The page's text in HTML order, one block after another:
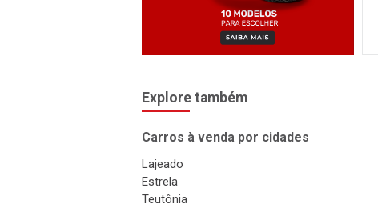
Explore também
Carros à venda por cidades
Lajeado
Estrela
Teutônia